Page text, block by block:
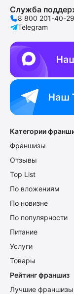
Служба
8 800 201-40-29
Telegram
Категории
Франшизы
Отзывы
Top List
По вложениям
По новизне
По популярности
Питание
Услуги
Товары
Рейтинг франшиз
Лучшие